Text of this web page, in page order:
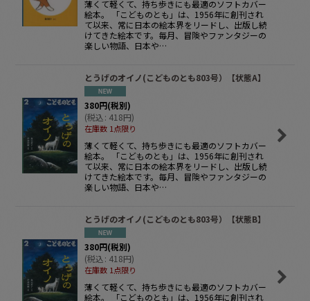
薄くて軽くて、持ち歩きにも最適のソフトカバー
絵本。 「こどものとも」は、1956年に創刊され
て以来、常に日本の絵本界をリードし、出版し続
けてきた絵本です。毎月、冒険やファンタジーの
楽しい物語、日本や…
とうげのオイノ(こどものとも803号）【状態A】
380円(税別)
(税込: 418円)
在庫数 1点限り
薄くて軽くて、持ち歩きにも最適のソフトカバー
絵本。 「こどものとも」は、1956年に創刊され
て以来、常に日本の絵本界をリードし、出版し続
けてきた絵本です。毎月、冒険やファンタジーの
楽しい物語、日本や…
とうげのオイノ(こどものとも803号）【状態B】
380円(税別)
(税込: 418円)
在庫数 1点限り
薄くて軽くて、持ち歩きにも最適のソフトカバー
絵本。 「こどものとも」は、1956年に創刊され